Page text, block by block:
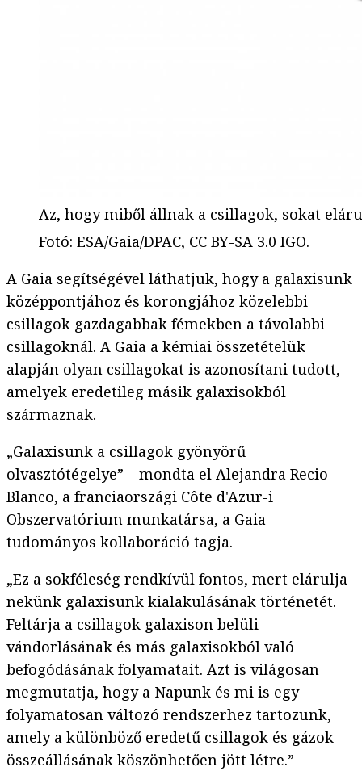
Az, hogy miből állnak a csillagok, sokat
Fotó: ESA/Gaia/DPAC, CC BY-SA 3.0 IGO.
A Gaia segítségével láthatjuk, hogy a galaxisunk
középpontjához és korongjához közelebbi
csillagok gazdagabbak fémekben a távolabbi
csillagoknál. A Gaia a kémiai összetételük
alapján olyan csillagokat is azonosítani tudott,
amelyek eredetileg másik galaxisokból
származnak.
„Galaxisunk a csillagok gyönyörű
olvasztótégelye” – mondta el Alejandra Recio-
Blanco, a franciaországi Côte d'Azur-i
Obszervatórium munkatársa, a Gaia
tudományos kollaboráció tagja.
„Ez a sokféleség rendkívül fontos, mert elárulja
nekünk galaxisunk kialakulásának történetét.
Feltárja a csillagok galaxison belüli
vándorlásának és más galaxisokból való
befogódásának folyamatait. Azt is világosan
megmutatja, hogy a Napunk és mi is egy
folyamatosan változó rendszerhez tartozunk,
amely a különböző eredetű csillagok és gázok
összeállásának köszönhetően jött létre.”